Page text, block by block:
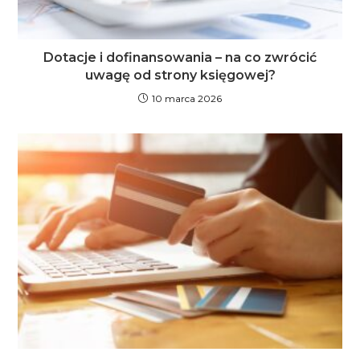
Dotacje i dofinansowania – na co zwrócić
uwagę od strony księgowej?
10 marca 2026